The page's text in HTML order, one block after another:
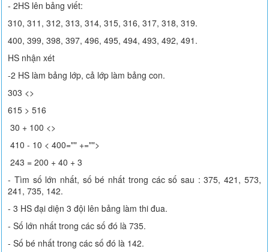
- 2HS lên bảng viết:
310, 311, 312, 313, 314, 315, 316, 317, 318, 319.
400, 399, 398, 397, 496, 495, 494, 493, 492, 491.
HS nhận xét
-2 HS làm bảng lớp, cả lớp làm bảng con.
303 <>
615 > 516
30 + 100 <>
410 - 10 < 400="" +="">
243 = 200 + 40 + 3
- Tìm số lớn nhất, số bé nhất trong các số sau : 375, 421, 573,
241, 735, 142.
- 3 HS đại diện 3 đội lên bảng làm thi đua.
- Số lớn nhất trong các số đó là 735.
- Số bé nhất trong các số đó là 142.